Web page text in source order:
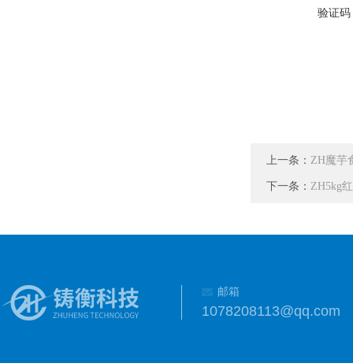
验证码
上一条： ZH魔芋
下一条： ZH5kg
邮箱
1078208113@qq.com